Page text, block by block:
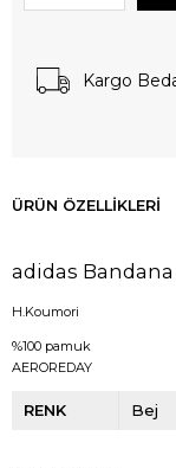
Kargo
ÜRÜN ÖZELLIKLERI
adidas Bandana
H.Koumori
%100 pamuk
AEROREDAY
RENK Bej